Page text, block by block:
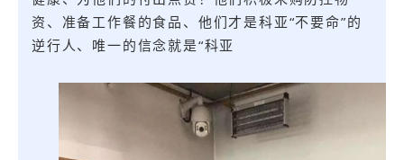
资、准备工作餐的食品、他们才是科亚“不要命”的
逆行人、唯一的信念就是“科亚